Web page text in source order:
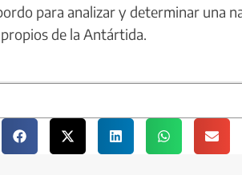
para analizar y determinar una
de la Antártida.